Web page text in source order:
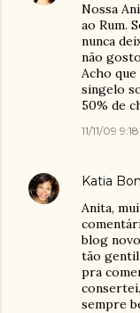
Nossa
ao Rum.
nunca
não
Acho
singelo
50% de
11/11/09
Katia
Anita,
blog
tão gentil
pra
sempre